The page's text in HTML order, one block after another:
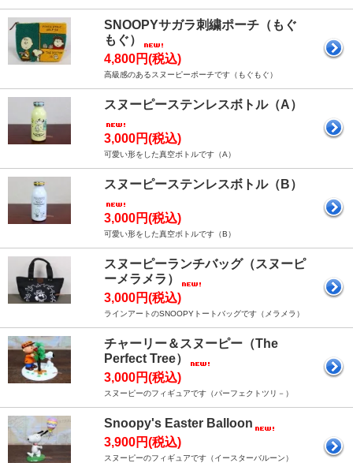
SNOOPYサガラ刺繍ポーチ（もぐ
もぐ）
4,800円(税込)
高級感のあるスヌーピーポーチです（もぐもぐ）
スヌーピーステンレスボトル（A）
3,000円(税込)
可愛い形をした真空ボトルです（A）
スヌーピーステンレスボトル（B）
3,000円(税込)
可愛い形をした真空ボトルです（B）
スヌーピーランチバッグ（スヌーピ
ーメラメラ）
3,000円(税込)
ラインアートのSNOOPYトートバッグです（メラメラ）
チャーリー＆スヌーピー（The
Perfect Tree）
3,000円(税込)
スヌーピーのフィギュアです（パーフェクトツリ－）
Snoopy's Easter Balloon
3,900円(税込)
スヌーピーのフィギュアです（イースターバルーン）